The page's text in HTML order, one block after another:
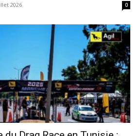
2026 0